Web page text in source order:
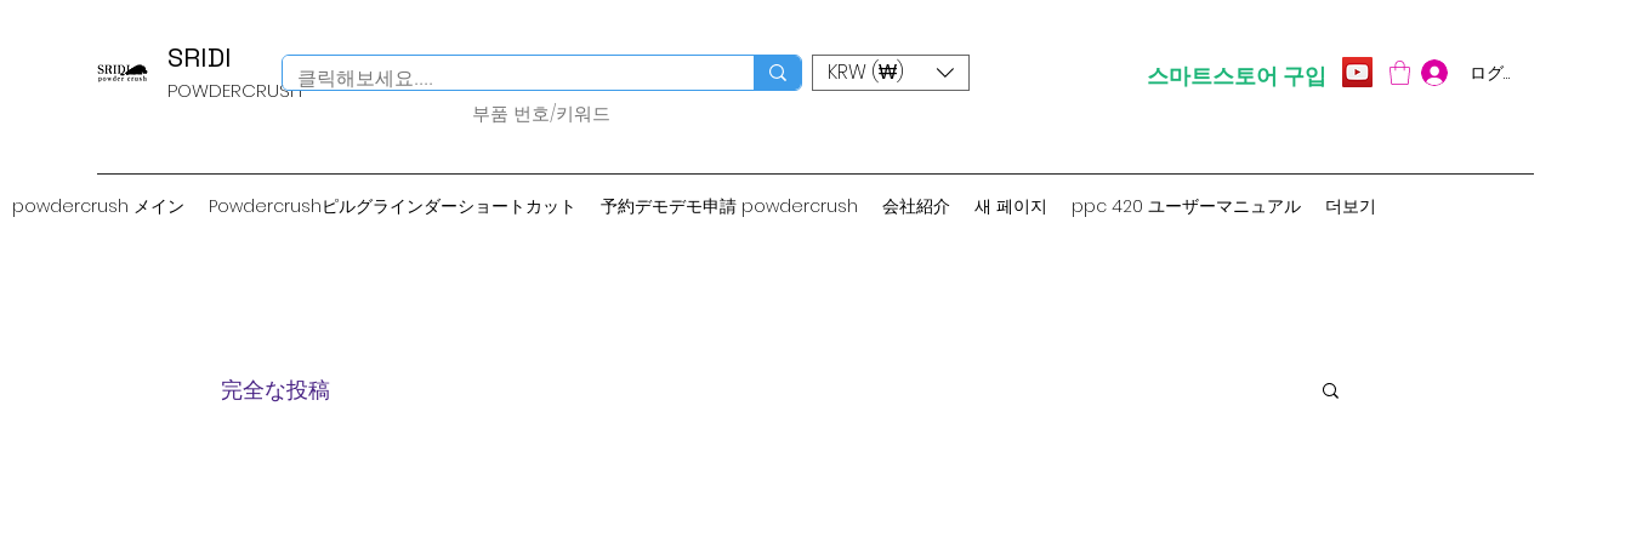
SRIDI
POWDERCRUSH
KRW (₩) 스마트스토어 구입 ログイン
​부품 번호/키워드
powdercrush メイン Powdercrushピルグラインダーショートカット 予約デモデモ申請 powdercrush 会社紹介 새 페이지 ppc 420 ユーザーマニュアル 더보기
完全な投稿